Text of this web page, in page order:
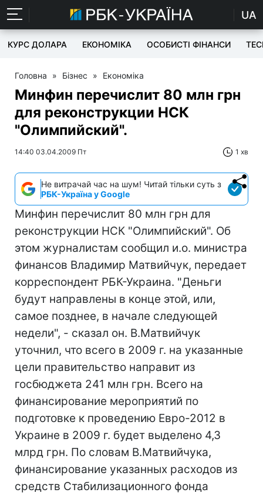
UA
КУРС ДОЛАРА ЕКОНОМІКА ОСОБИСТІ ФІНАНСИ
Головна » Бізнес » Економіка
Минфин перечислит 80 млн грн
для реконструкции НСК
"Олимпийский".
14:40 03.04.2009 Пт 1 хв
Не витрачай час на шум! Читай тільки суть з
РБК-Україна у Google
Минфин перечислит 80 млн грн для
реконструкции НСК "Олимпийский". Об
этом журналистам сообщил и.о. министра
финансов Владимир Матвийчук, передает
корреспондент РБК-Украина. "Деньги
будут направлены в конце этой, или,
самое позднее, в начале следующей
недели", - сказал он. В.Матвийчук
уточнил, что всего в 2009 г. на указанные
цели правительство направит из
госбюджета 241 млн грн. Всего на
финансирование мероприятий по
подготовке к проведению Евро-2012 в
Украине в 2009 г. будет выделено 4,3
млрд грн. По словам В.Матвийчука,
финансирование указанных расходов из
средств Стабилизационного фонда